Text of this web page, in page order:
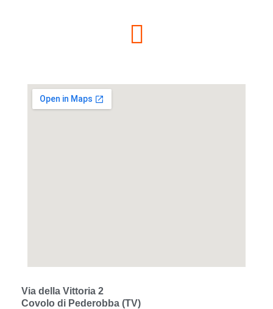
Via della Vittoria 2
Covolo di Pederobba (TV)